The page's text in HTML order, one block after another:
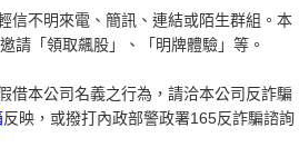
信不明來電、簡訊、連結或陌生群組。本
請「領取飆股」、「明牌體驗」等。
借本公司名義之行為，請洽本公司反詐騙
反映，或撥打內政部警政署165反詐騙諮詢